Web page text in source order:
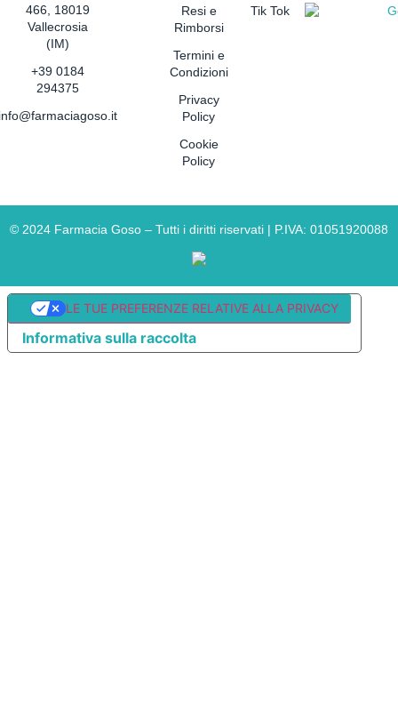
466, 18019
Vallecrosia
(IM)
+39 0184
294375
Resi e
Rimborsi
Termini e
Condizioni
Privacy
Policy
Cookie
Policy
Tik Tok
© 2024 Farmacia Goso – Tutti i diritti riservati | P.IVA: 01051920088
Informativa sulla raccolta
LE TUE PREFERENZE RELATIVE ALLA PRIVACY